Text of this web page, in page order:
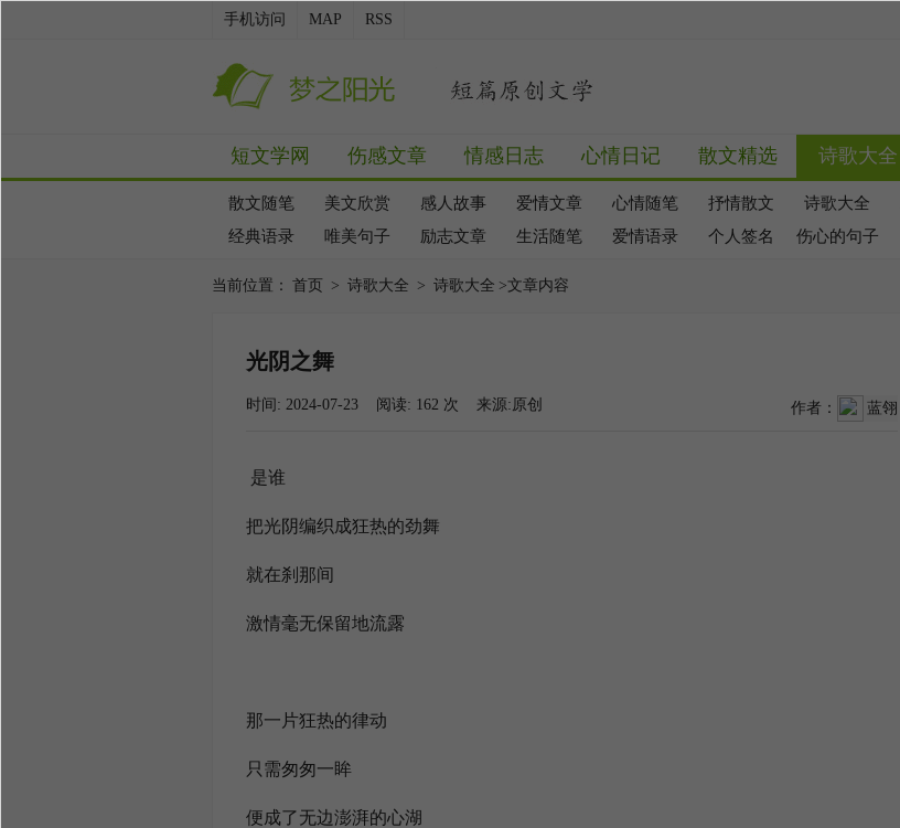
手机访问 MAP RSS
短文学网 伤感文章 情感日志 心情日记 散文精选 诗歌大全
散文随笔 美文欣赏 感人故事 爱情文章 心情随笔 抒情散文 诗歌大全
经典语录
唯美句子 励志文章 生活随笔 爱情语录 个人签名 伤心的句子
当前位置： 首页 > 诗歌大全 > 诗歌大全 >文章内容
光阴之舞
时间: 2024-07-23 阅读: 162 次 来源:原创 作者： 蓝翎
是谁
把光阴编织成狂热的劲舞
就在刹那间
激情毫无保留地流露
那一片狂热的律动
只需匆匆一眸
便成了无边澎湃的心湖